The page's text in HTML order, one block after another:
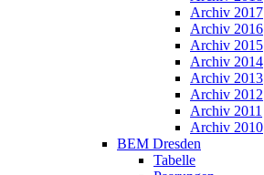
Archiv 2017
Archiv 2016
Archiv 2015
Archiv 2014
Archiv 2013
Archiv 2012
Archiv 2011
Archiv 2010
BEM Dresden
Tabelle